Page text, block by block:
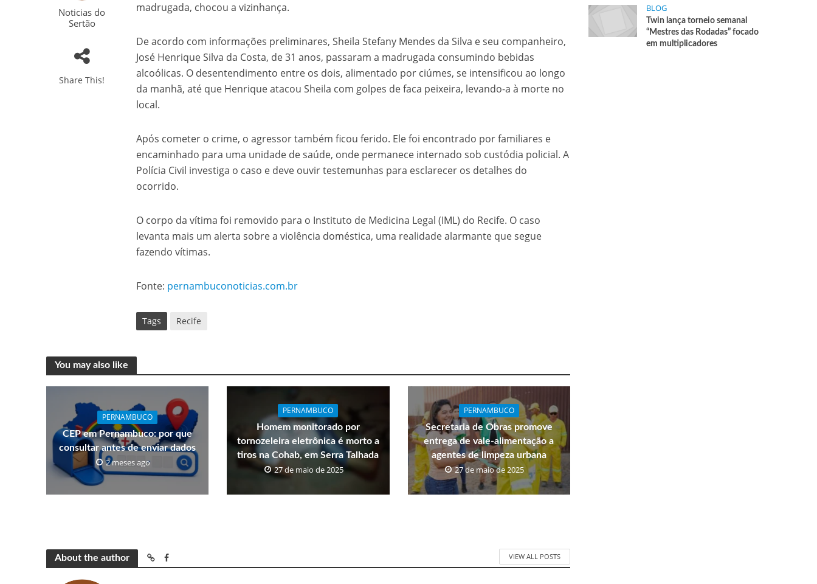
Noticias do
Sertão
Share This!
madrugada, chocou a vizinhança.
De acordo com informações preliminares, Sheila Stefany Mendes da Silva e seu companheiro,
José Henrique Silva da Costa, de 31 anos, passaram a madrugada consumindo bebidas
alcoólicas. O desentendimento entre os dois, alimentado por ciúmes, se intensificou ao longo
da manhã, até que Henrique atacou Sheila com golpes de faca peixeira, levando-a à morte no
local.
Após cometer o crime, o agressor também ficou ferido. Ele foi encontrado por familiares e
encaminhado para uma unidade de saúde, onde permanece internado sob custódia policial. A
Polícia Civil investiga o caso e deve ouvir testemunhas para esclarecer os detalhes do
ocorrido.
O corpo da vítima foi removido para o Instituto de Medicina Legal (IML) do Recife. O caso
levanta mais um alerta sobre a violência doméstica, uma realidade alarmante que segue
fazendo vítimas.
Fonte: pernambuconoticias.com.br
Tags Recife
You may also like
PERNAMBUCO
CEP em Pernambuco: por que
consultar antes de enviar dados
2 meses ago
PERNAMBUCO
Homem monitorado por
tornozeleira eletrônica é morto a
tiros na Cohab, em Serra Talhada
27 de maio de 2025
PERNAMBUCO
Secretaria de Obras promove
entrega de vale-alimentação a
agentes de limpeza urbana
27 de maio de 2025
About the author VIEW ALL POSTS
BLOG
Twin lança torneio semanal
“Mestres das Rodadas” focado
em multiplicadores